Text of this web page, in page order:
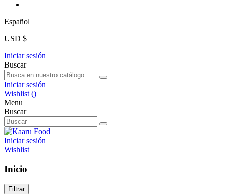
Español
USD $
Iniciar sesión
Buscar
Iniciar sesión
Wishlist ()
Menu
Buscar
Iniciar sesión
Wishlist
Inicio
Filtrar